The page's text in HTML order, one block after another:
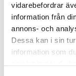
vidarebefordrar
information från
annons- och
Dessa kan i sin
information som
samlat in när du
Låt oss hjälpa dig
skillnaden med
Kontakta oss
✉️